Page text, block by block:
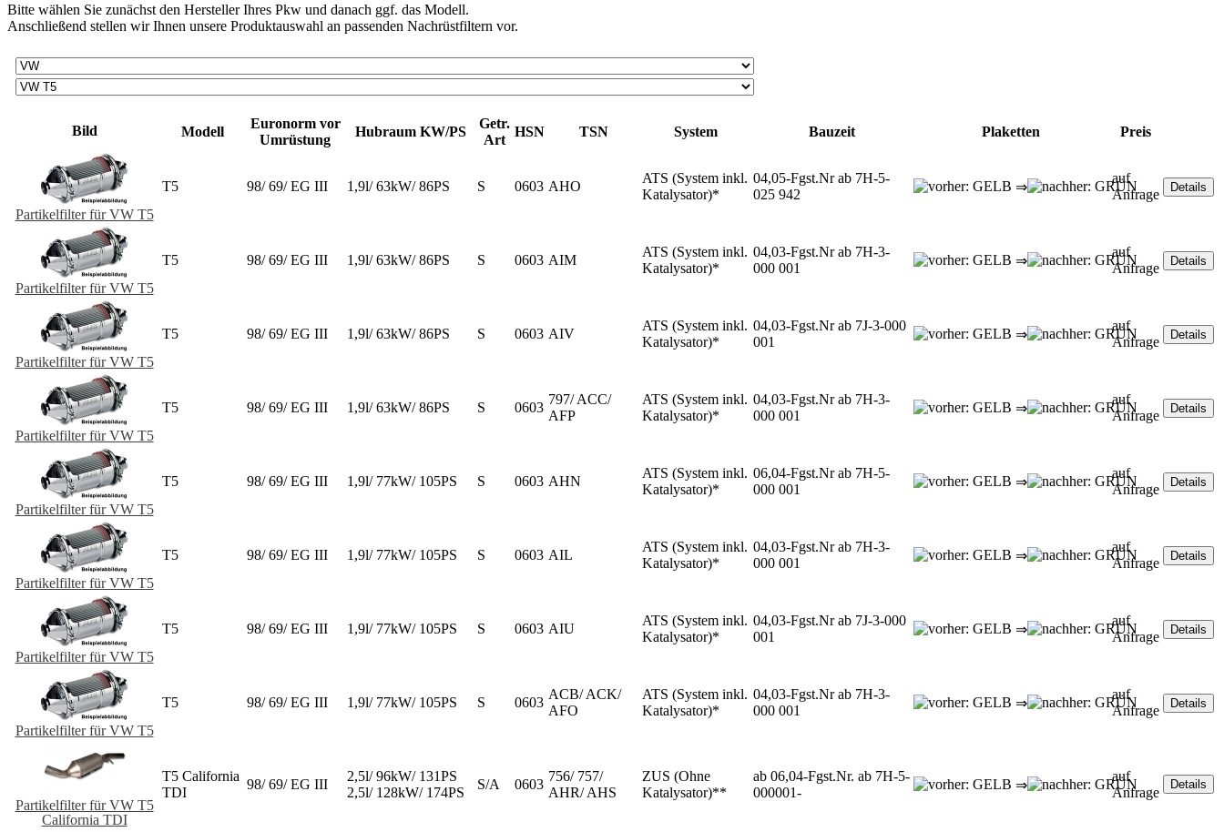
Bitte wählen Sie zunächst den Hersteller Ihres Pkw und danach ggf. das Modell.
Anschließend stellen wir Ihnen unsere Produktauswahl an passenden Nachrüstfiltern vor.
Bild Modell
Euronorm vor
Umrüstung
Hubraum KW/PS
Getr.
Art
HSN TSN System Bauzeit Plaketten Preis
Partikelfilter für VW T5
T5 98/ 69/ EG III 1,9l/ 63kW/ 86PS S 0603 AHO
ATS (System inkl.
Katalysator)*
04,05-Fgst.Nr ab 7H-5-
025 942
⇒
auf
Anfrage
Partikelfilter für VW T5
T5 98/ 69/ EG III 1,9l/ 63kW/ 86PS S 0603 AIM
ATS (System inkl.
Katalysator)*
04,03-Fgst.Nr ab 7H-3-
000 001
⇒
auf
Anfrage
Partikelfilter für VW T5
T5 98/ 69/ EG III 1,9l/ 63kW/ 86PS S 0603 AIV
ATS (System inkl.
Katalysator)*
04,03-Fgst.Nr ab 7J-3-000
001
⇒
auf
Anfrage
Partikelfilter für VW T5
T5 98/ 69/ EG III 1,9l/ 63kW/ 86PS S 0603
797/ ACC/
AFP
ATS (System inkl.
Katalysator)*
04,03-Fgst.Nr ab 7H-3-
000 001
⇒
auf
Anfrage
Partikelfilter für VW T5
T5 98/ 69/ EG III 1,9l/ 77kW/ 105PS S 0603 AHN
ATS (System inkl.
Katalysator)*
06,04-Fgst.Nr ab 7H-5-
000 001
⇒
auf
Anfrage
Partikelfilter für VW T5
T5 98/ 69/ EG III 1,9l/ 77kW/ 105PS S 0603 AIL
ATS (System inkl.
Katalysator)*
04,03-Fgst.Nr ab 7H-3-
000 001
⇒
auf
Anfrage
Partikelfilter für VW T5
T5 98/ 69/ EG III 1,9l/ 77kW/ 105PS S 0603 AIU
ATS (System inkl.
Katalysator)*
04,03-Fgst.Nr ab 7J-3-000
001
⇒
auf
Anfrage
Partikelfilter für VW T5
T5 98/ 69/ EG III 1,9l/ 77kW/ 105PS S 0603
ACB/ ACK/
AFO
ATS (System inkl.
Katalysator)*
04,03-Fgst.Nr ab 7H-3-
000 001
⇒
auf
Anfrage
Partikelfilter für VW T5
California TDI
T5 California
TDI
98/ 69/ EG III
2,5l/ 96kW/ 131PS
2,5l/ 128kW/ 174PS
S/A 0603
756/ 757/
AHR/ AHS
ZUS (Ohne
Katalysator)**
ab 06,04-Fgst.Nr. ab 7H-5-
000001-
⇒
auf
Anfrage